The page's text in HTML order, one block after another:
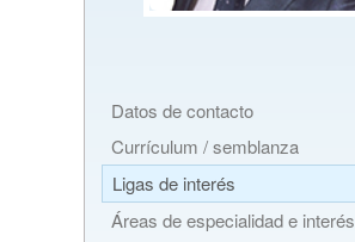
Datos de contacto
Currículum / semblanza
Ligas de interés
Áreas de especialidad e interés